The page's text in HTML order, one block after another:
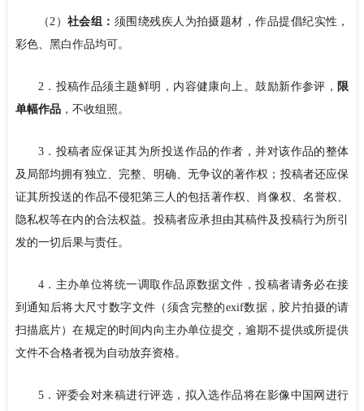
（2） 社会组： 须围绕残疾人为拍摄题材，作品提倡纪实性，
彩色、黑白作品均可。
2．投稿作品须主题鲜明，内容健康向上。鼓励新作参评， 限
单幅作品，不收组照。
3．投稿者应保证其为所投送作品的作者，并对该作品的整体
及局部均拥有独立、完整、明确、无争议的著作权；投稿者还应保
证其所投送的作品不侵犯第三人的包括著作权、肖像权、名誉权、
隐私权等在内的合法权益。投稿者应承担由其稿件及投稿行为所引
发的一切后果与责任。
4．主办单位将统一调取作品原数据文件，投稿者请务必在接
到通知后将大尺寸数字文件（须含完整的exif数据，胶片拍摄的请
扫描底片）在规定的时间内向主办单位提交，逾期不提供或所提供
文件不合格者视为自动放弃资格。
5．评委会对来稿进行评选，拟入选作品将在影像中国网进行